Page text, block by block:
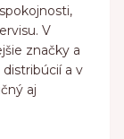
V
značky a
a v
aj